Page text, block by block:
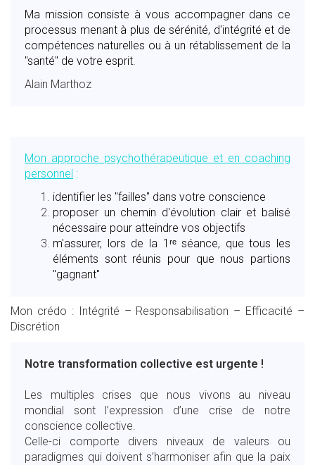
Ma mission consiste à vous accompagner dans ce
processus menant à plus de sérénité, d'intégrité et de
compétences naturelles ou à un rétablissement de la
"santé" de votre esprit.
Alain Marthoz
Mon approche psychothérapeutique et en coaching
personnel :
identifier les "failles" dans votre conscience
proposer un chemin d'évolution clair et balisé
nécessaire pour atteindre vos objectifs
m'assurer, lors de la 1ʳᵉ séance, que tous les
éléments sont réunis pour que nous partions
"gagnant"
Mon crédo : Intégrité – Responsabilisation – Efficacité –
Discrétion
Notre transformation collective est urgente !
Les multiples crises que nous vivons au niveau
mondial sont l’expression d’une crise de notre
conscience collective.
Celle-ci comporte divers niveaux de valeurs ou
paradigmes qui doivent s’harmoniser afin que la paix